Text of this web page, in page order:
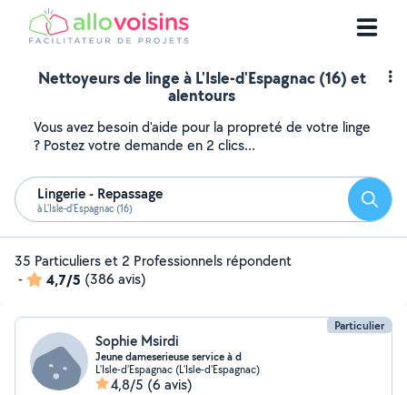
Nettoyeurs de linge à L'Isle-d'Espagnac (16) et
alentours
Vous avez besoin d'aide pour la propreté de votre linge
? Postez votre demande en 2 clics...
Lingerie - Repassage
à L'Isle-d'Espagnac (16)
35 Particuliers et 2 Professionnels répondent
-
4,7/5 (386 avis)
Particulier
Sophie Msirdi
Jeune dameserieuse service à d
L'Isle-d'Espagnac (L'Isle-d'Espagnac)
4,8/5 (6 avis)